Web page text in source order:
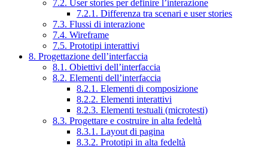
7.2. User stories per definire l’interazione
7.2.1. Differenza tra scenari e user stories
7.3. Flussi di interazione
7.4. Wireframe
7.5. Prototipi interattivi
8. Progettazione dell’interfaccia
8.1. Obiettivi dell’interfaccia
8.2. Elementi dell’interfaccia
8.2.1. Elementi di composizione
8.2.2. Elementi interattivi
8.2.3. Elementi testuali (microtesti)
8.3. Progettare e costruire in alta fedeltà
8.3.1. Layout di pagina
8.3.2. Prototipi in alta fedeltà